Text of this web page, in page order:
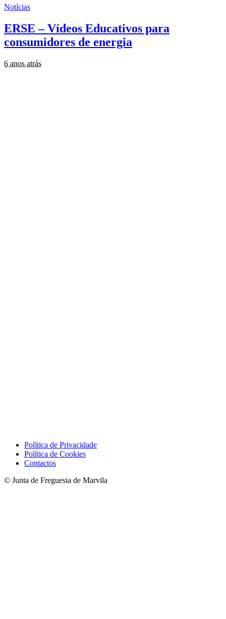
Notícias
ERSE – Vídeos Educativos para
consumidores de energia
6 anos atrás
Política de Privacidade
Política de Cookies
Contactos
© Junta de Freguesia de Marvila